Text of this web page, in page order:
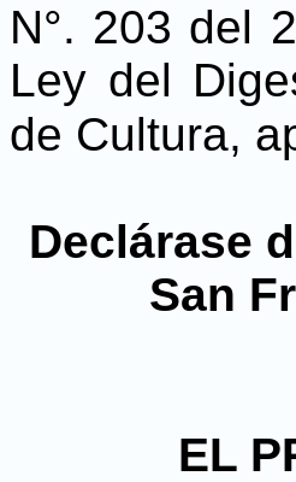
N°. 203 del
Ley del
de Cultura,
Declárase
San
EL